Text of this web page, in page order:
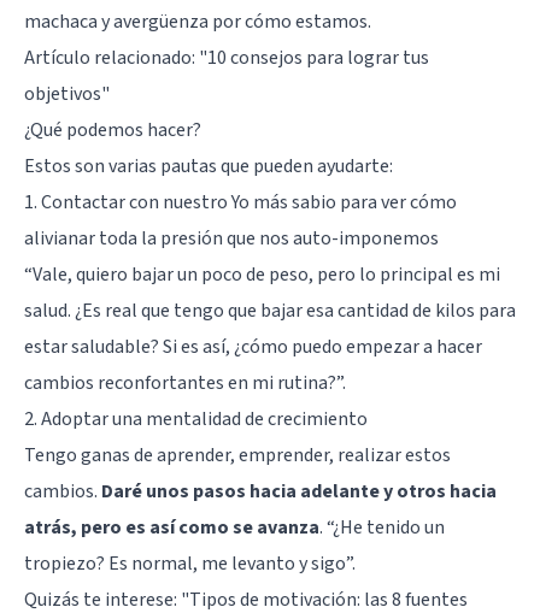
machaca y avergüenza por cómo estamos.
Artículo relacionado: "10 consejos para lograr tus
objetivos"
¿Qué podemos hacer?
Estos son varias pautas que pueden ayudarte:
1. Contactar con nuestro Yo más sabio para ver cómo
alivianar toda la presión que nos auto-imponemos
“Vale, quiero bajar un poco de peso, pero lo principal es mi
salud. ¿Es real que tengo que bajar esa cantidad de kilos para
estar saludable? Si es así, ¿cómo puedo empezar a hacer
cambios reconfortantes en mi rutina?”.
2. Adoptar una mentalidad de crecimiento
Tengo ganas de aprender, emprender, realizar estos
cambios. Daré unos pasos hacia adelante y otros hacia
atrás, pero es así como se avanza. “¿He tenido un
tropiezo? Es normal, me levanto y sigo”.
Quizás te interese: "Tipos de motivación: las 8 fuentes